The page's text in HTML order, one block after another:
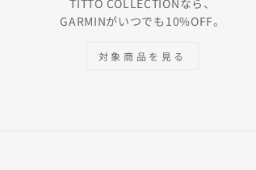
GARMINがいつでも10%OFF。
対象商品を見る